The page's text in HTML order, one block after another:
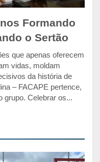
Formando
o Sertão
que apenas oferecem
vidas, moldam
da história de
– FACAPE pertence,
grupo. Celebrar os...